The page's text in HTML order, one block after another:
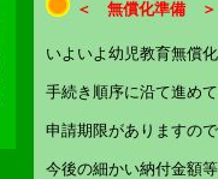
＜ 無償化準備 ＞
いよいよ幼児教育無償
手続き順序に沿て進め
申請期限がありますの
今後の細かい納付金額